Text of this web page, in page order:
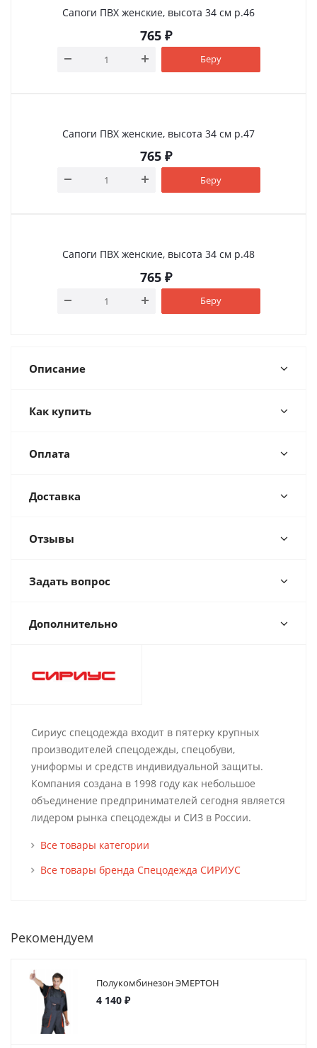
Сапоги ПВХ женские, высота 34 см р.46
765 ₽
Беру
Сапоги ПВХ женские, высота 34 см р.47
765 ₽
Беру
Сапоги ПВХ женские, высота 34 см р.48
765 ₽
Беру
Описание
Как купить
Оплата
Доставка
Отзывы
Задать вопрос
Дополнительно
Сириус спецодежда входит в пятерку крупных
производителей спецодежды, спецобуви,
униформы и средств индивидуальной защиты.
Компания создана в 1998 году как небольшое
объединение предпринимателей сегодня является
лидером рынка спецодежды и СИЗ в России.
Все товары категории
Все товары бренда Спецодежда СИРИУС
Рекомендуем
Полукомбинезон ЭМЕРТОН
4 140 ₽